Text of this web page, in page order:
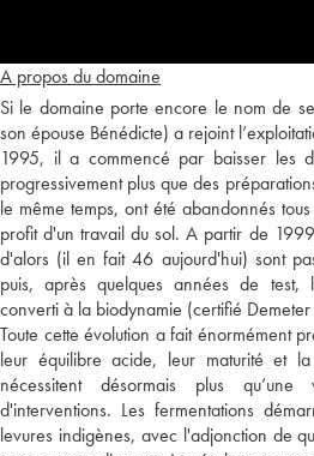
A propos du domaine
Si le domaine porte encore le nom de
son épouse Bénédicte) a rejoint
1995, il a commencé par baisser les
progressivement plus que des
le même temps, ont été abandonnés
profit d'un travail du sol. A partir de
d'alors (il en fait 46 aujourd'hui) sont
puis, après quelques années de test,
converti à la biodynamie (certifié
Toute cette évolution a fait énormément
leur équilibre acide, leur maturité et
nécessitent désormais plus
d'interventions. Les fermentations
levures indigènes, avec l'adjonction de